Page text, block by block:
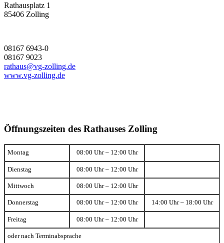
Rathausplatz 1
85406 Zolling
08167 6943-0
08167 9023
rathaus@vg-zolling.de
www.vg-zolling.de
Öffnungszeiten des Rathauses Zolling
Montag 08:00 Uhr – 12:00 Uhr
Dienstag 08:00 Uhr – 12:00 Uhr
Mittwoch 08:00 Uhr – 12:00 Uhr
Donnerstag 08:00 Uhr – 12:00 Uhr 14:00 Uhr – 18:00 Uhr
Freitag 08:00 Uhr – 12:00 Uhr
oder nach Terminabsprache